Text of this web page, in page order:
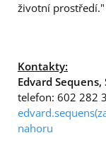
životní prostředí."
Kontakty:
Edvard
telefon: 602 282
nahoru